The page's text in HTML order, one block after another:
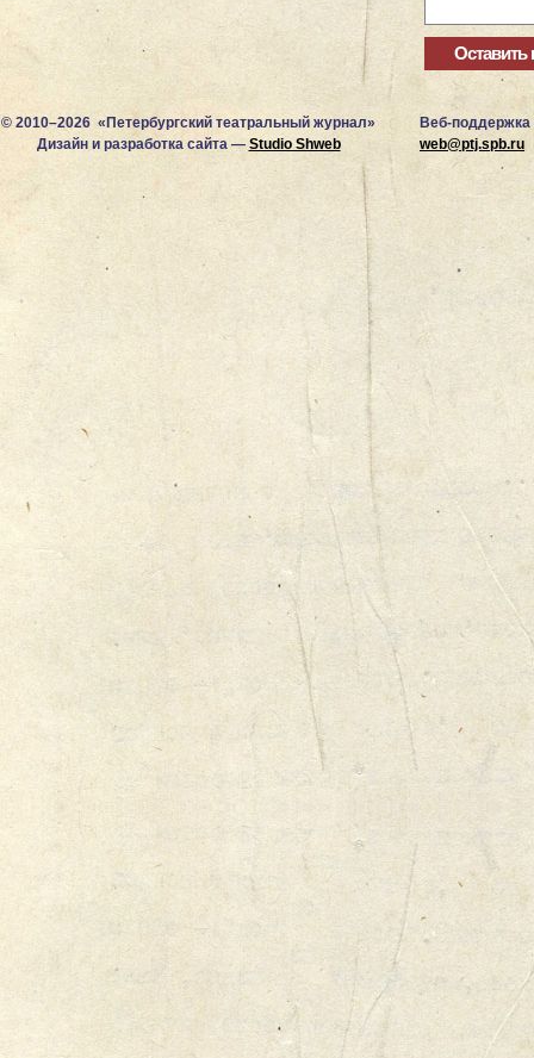
© 2010–2026 «Петербургский театральный журнал»
Дизайн и разработка сайта — Studio Shweb
Веб-поддержка
web@ptj.spb.ru